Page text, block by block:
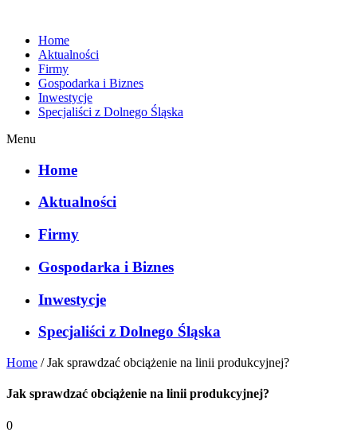
Home
Aktualności
Firmy
Gospodarka i Biznes
Inwestycje
Specjaliści z Dolnego Śląska
Menu
Home
Aktualności
Firmy
Gospodarka i Biznes
Inwestycje
Specjaliści z Dolnego Śląska
Home /Jak sprawdzać obciążenie na linii produkcyjnej?
Jak sprawdzać obciążenie na linii produkcyjnej?
0